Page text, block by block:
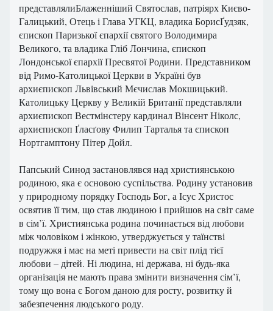
представлялиБлаженніший Святослав, патріярх Києво-
Галицький, Отець і Глава УГКЦ, владика БорисҐудзяк,
єпископ Паризької єпархії святого Володимира
Великого, та владика Гліб Лончина, єпископ
Лондонської єпархії Пресвятої Родини. Представником
від Римо-Католицької Церкви в Україні був
архиєпископ Львівський Мєчислав Мокшицький.
Католицьку Церкву у Великій Британії представляли
архиєпископ Вестмінстеру кардинал Вінсент Ніколс,
архиєпископ Ґласґову Филип Тарталья та єпископ
Нортгамптону Пітер Дойл.
Папський Синод застановлявся над християнською
родиною, яка є основою суспільства. Родину установив
у природному порядку Господь Бог, а Ісус Христос
освятив її тим, що став людиною і прийшов на світ саме
в сім’ї. Християнська родина починається від любови
між чоловіком і жінкою, утверджується у таїнстві
подружжя і має на меті привести на світ плід тієї
любови – дітей. Ні людина, ні держава, ні будь-яка
організація не мають права змінити визначення сім’ї,
тому що вона є Богом даною для росту, розвитку й
забезпечення людського роду.